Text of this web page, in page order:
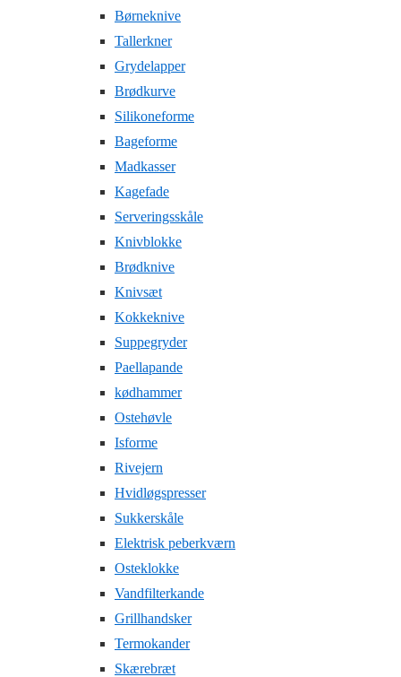
Børneknive
Tallerkner
Grydelapper
Brødkurve
Silikoneforme
Bageforme
Madkasser
Kagefade
Serveringsskåle
Knivblokke
Brødknive
Knivsæt
Kokkeknive
Suppegryder
Paellapande
kødhammer
Ostehøvle
Isforme
Rivejern
Hvidløgspresser
Sukkerskåle
Elektrisk peberkværn
Osteklokke
Vandfilterkande
Grillhandsker
Termokander
Skærebræt